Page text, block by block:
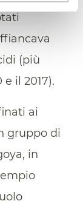
(più
il 2017).
ai
gruppo di
in